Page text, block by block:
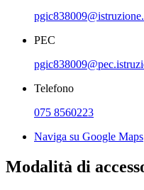
PEC
Telefono
075 8560223
Naviga su Google Maps
Modalità di